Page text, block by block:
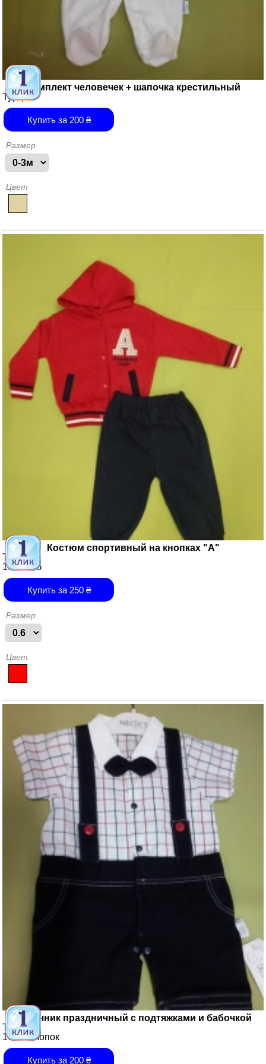
Комплект человечек + шапочка крестильный
Турция
Купить за 200₴
Размер
Цвет
Костюм спортивный на кнопках "А"
Турция
100% х/б
Купить за 250₴
Размер
Цвет
Песочник праздничный с подтяжками и бабочкой
Турция
100% хлопок
Купить за 200₴